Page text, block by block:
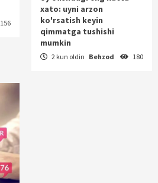
156
xato: uyni arzon
ko'rsatish keyin
qimmatga tushishi
mumkin
2 kun oldin Behzod 180